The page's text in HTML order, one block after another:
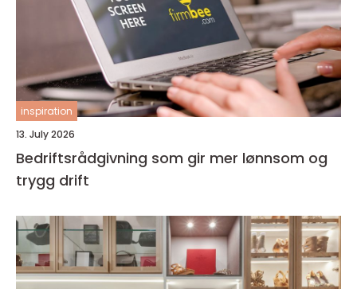
inspiration
13. July 2026
Bedriftsrådgivning som gir mer lønnsom og
trygg drift